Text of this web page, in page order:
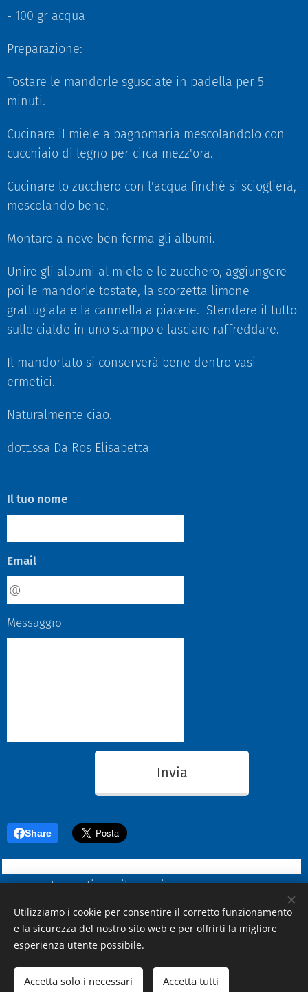
- 100 gr acqua
Preparazione:
Tostare le mandorle sgusciate in padella per 5
minuti.
Cucinare il miele a bagnomaria mescolandolo con
cucchiaio di legno per circa mezz'ora.
Cucinare lo zucchero con l'acqua finchè si scioglierà,
mescolando bene.
Montare a neve ben ferma gli albumi.
Unire gli albumi al miele e lo zucchero, aggiungere
poi le mandorle tostate, la scorzetta limone
grattugiata e la cannella a piacere. Stendere il tutto
sulle cialde in uno stampo e lasciare raffreddare.
Il mandorlato si conserverà bene dentro vasi
ermetici.
Naturalmente ciao.
dott.ssa Da Ros Elisabetta
Il tuo nome
Email
Messaggio
Invia
Share
www.naturopatiaconilcuore.it
Vittorio Veneto (tv) via C. Colombo n. 3 - tel.
3488224995
Utilizziamo i cookie per consentire il corretto funzionamento
e la sicurezza del nostro sito web e per offrirti la migliore
esperienza utente possibile.
Accetta solo i necessari Accetta tutti